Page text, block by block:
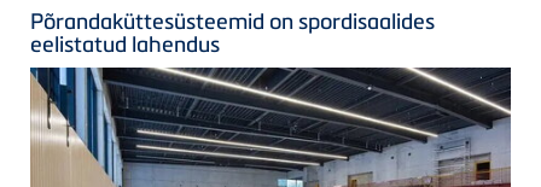
Põrandaküttesüsteemid on spordisaalides
eelistatud lahendus